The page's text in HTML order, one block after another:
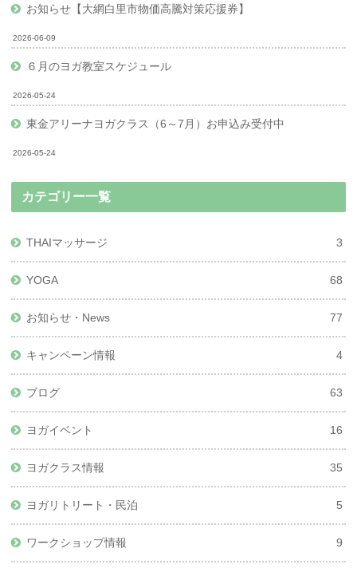
お知らせ【大網白里市物価高騰対策応援券】
2026-06-09
６月のヨガ教室スケジュール
2026-05-24
東金アリーナヨガクラス（6～7月）お申込み受付中
2026-05-24
カテゴリー一覧
THAIマッサージ 3
YOGA 68
お知らせ・News 77
キャンペーン情報 4
ブログ 63
ヨガイベント 16
ヨガクラス情報 35
ヨガリトリート・民泊 5
ワークショップ情報 9